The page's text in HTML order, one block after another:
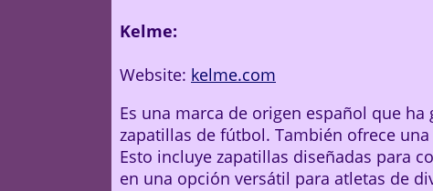
Kelme:
Website: kelme.com
Es una marca de origen español que
zapatillas de fútbol. También ofrece
Esto incluye zapatillas diseñadas para
en una opción versátil para atletas de